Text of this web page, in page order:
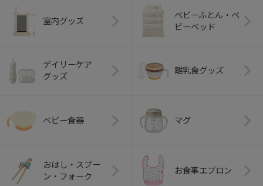
室内グッズ
ベビーふとん・ベ
ビーベッド
デイリーケア
グッズ
離乳食グッズ
ベビー食器 マグ
おはし・スプー
ン・フォーク
お食事エプロン